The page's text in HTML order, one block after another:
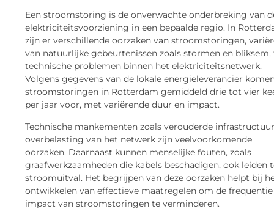
Een stroomstoring is de onverwachte onderbreking van
elektriciteitsvoorziening in een bepaalde regio. In
zijn er verschillende oorzaken van stroomstoringen,
van natuurlijke gebeurtenissen zoals stormen en
technische problemen binnen het elektriciteitsnetwerk.
Volgens gegevens van de lokale energieleverancier
stroomstoringen in Rotterdam gemiddeld drie tot vier
per jaar voor, met variërende duur en impact.
Technische mankementen zoals verouderde
overbelasting van het netwerk zijn veelvoorkomende
oorzaken. Daarnaast kunnen menselijke fouten, zoals
graafwerkzaamheden die kabels beschadigen, ook leiden
stroomuitval. Het begrijpen van deze oorzaken helpt bij
ontwikkelen van effectieve maatregelen om de frequentie
impact van stroomstoringen te verminderen.